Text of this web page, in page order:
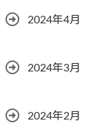
2024年4月
2024年3月
2024年2月